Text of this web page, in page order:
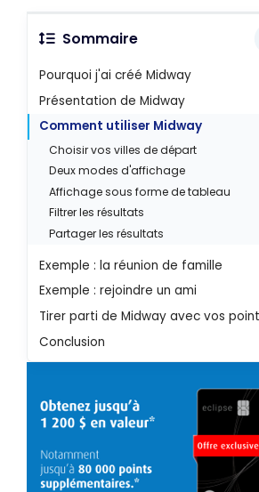
Sommaire
Pourquoi j'ai créé Midway
Présentation de Midway
Comment utiliser Midway
Choisir vos villes de départ
Deux modes d'affichage
Affichage sous forme de tableau
Filtrer les résultats
Partager les résultats
Exemple : la réunion de famille
Exemple : rejoindre un ami
Tirer parti de Midway avec vos
Conclusion